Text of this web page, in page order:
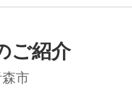
ご紹介
市